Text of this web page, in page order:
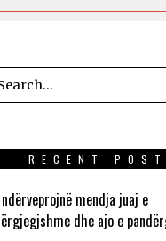
RECENT
mendja juaj e
dhe ajo e